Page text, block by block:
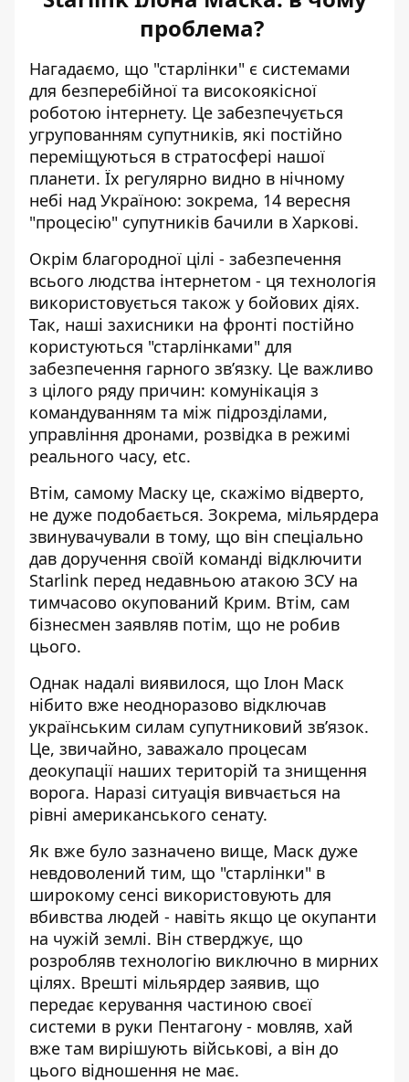
проблема?
Нагадаємо, що "старлінки" є системами
для безперебійної та високоякісної
роботою інтернету. Це забезпечується
угрупованням супутників, які постійно
переміщуються в стратосфері нашої
планети. Їх регулярно видно в нічному
небі над Україною: зокрема, 14 вересня
"процесію" супутників бачили в Харкові.
Окрім благородної цілі - забезпечення
всього людства інтернетом - ця технологія
використовується також у бойових діях.
Так, наші захисники на фронті постійно
користуються "старлінками" для
забезпечення гарного зв’язку. Це важливо
з цілого ряду причин: комунікація з
командуванням та між підрозділами,
управління дронами, розвідка в режимі
реального часу, etc.
Втім, самому Маску це, скажімо відверто,
не дуже подобається. Зокрема, мільярдера
звинувачували в тому, що він спеціально
дав доручення своїй команді відключити
Starlink перед недавньою атакою ЗСУ на
тимчасово окупований Крим. Втім, сам
бізнесмен заявляв потім, що не робив
цього.
Однак надалі виявилося, що Ілон Маск
нібито вже неодноразово відключав
українським силам супутниковий зв’язок.
Це, звичайно, заважало процесам
деокупації наших територій та знищення
ворога. Наразі ситуація вивчається на
рівні американського сенату.
Як вже було зазначено вище, Маск дуже
невдоволений тим, що "старлінки" в
широкому сенсі використовують для
вбивства людей - навіть якщо це окупанти
на чужій землі. Він стверджує, що
розробляв технологію виключно в мирних
цілях. Врешті мільярдер заявив, що
передає керування частиною своєї
системи в руки Пентагону - мовляв, хай
вже там вирішують військові, а він до
цього відношення не має.